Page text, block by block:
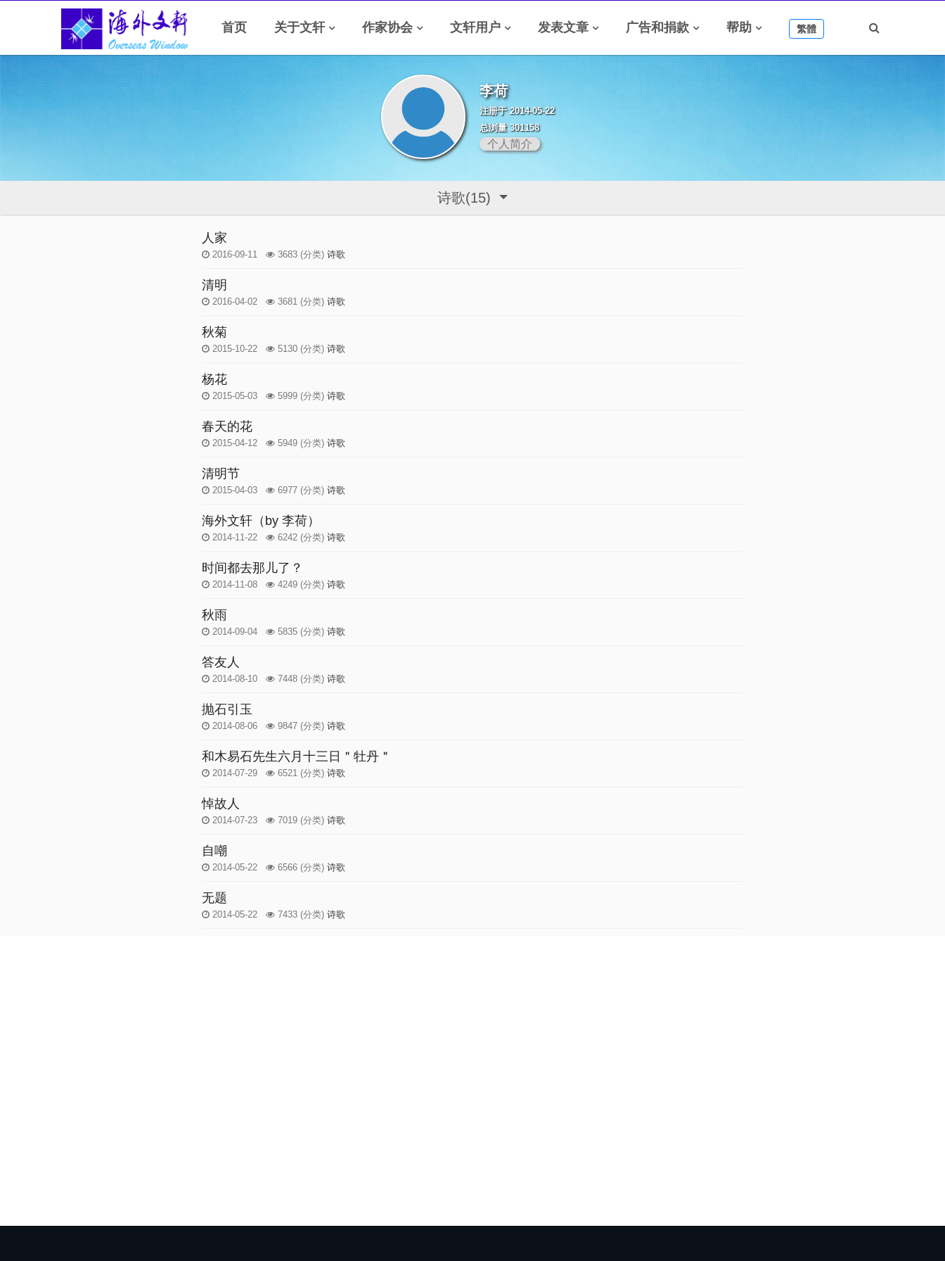
首页 关于文轩 作家协会 文轩用户 发表文章 广告和捐款 帮助 繁體
李荷
注册于 2014-05-22
总浏量 301158
个人简介
诗歌(15)
人家
2016-09-11 3683 (分类) 诗歌
清明
2016-04-02 3681 (分类) 诗歌
秋菊
2015-10-22 5130 (分类) 诗歌
杨花
2015-05-03 5999 (分类) 诗歌
春天的花
2015-04-12 5949 (分类) 诗歌
清明节
2015-04-03 6977 (分类) 诗歌
海外文轩（by 李荷）
2014-11-22 6242 (分类) 诗歌
时间都去那儿了？
2014-11-08 4249 (分类) 诗歌
秋雨
2014-09-04 5835 (分类) 诗歌
答友人
2014-08-10 7448 (分类) 诗歌
抛石引玉
2014-08-06 9847 (分类) 诗歌
和木易石先生六月十三日＂牡丹＂
2014-07-29 6521 (分类) 诗歌
悼故人
2014-07-23 7019 (分类) 诗歌
自嘲
2014-05-22 6566 (分类) 诗歌
无题
2014-05-22 7433 (分类) 诗歌